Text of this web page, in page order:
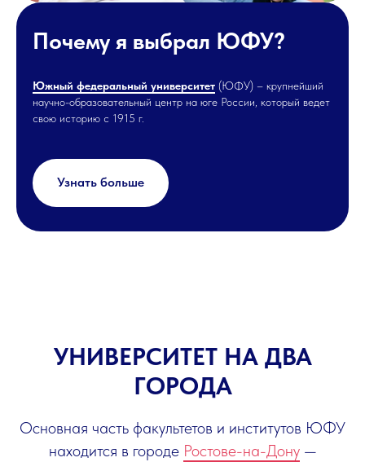
Почему я выбрал ЮФУ?
Южный федеральный университет (ЮФУ) – крупнейший
научно-образовательный центр на юге России, который ведет
свою историю с 1915 г.
Узнать больше
УНИВЕРСИТЕТ НА ДВА
ГОРОДА
Основная часть факультетов и институтов ЮФУ
находится в городе Ростове-на-Дону—